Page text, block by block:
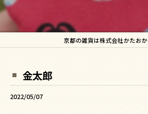
京都の雑貨は株式会社かたおか
金太郎
2022/05/07